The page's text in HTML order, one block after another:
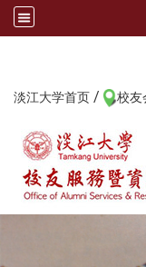
淡江大学首页 / 校友